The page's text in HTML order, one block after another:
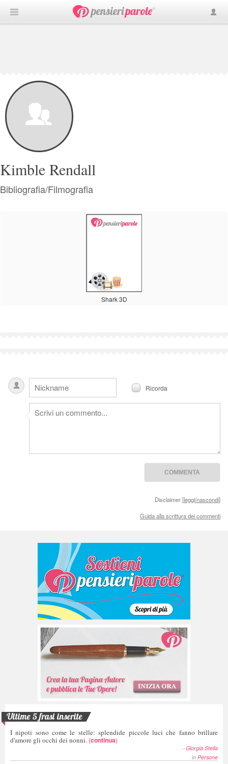
Kimble Rendall
Bibliografia/Filmografia
Shark 3D
Ricorda
Disclaimer [leggi/nascondi]
Guida alla scrittura dei commenti
Ultime 5 frasi inserite
I nipoti sono come le stelle: splendide piccole luci che fanno brillare
d'amore gli occhi dei nonni. (continua)
--Giorgia Stella
in Persone